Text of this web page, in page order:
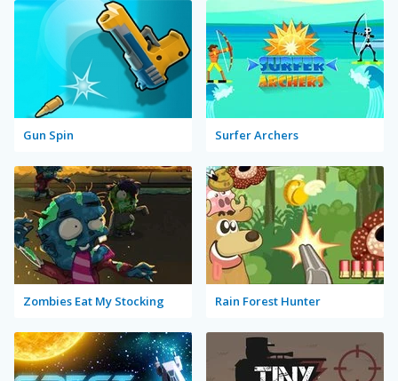
Gun Spin Surfer Archers
Zombies Eat My Stocking Rain Forest Hunter